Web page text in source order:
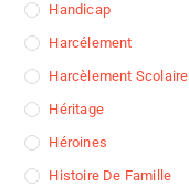
Handicap
Harcélement
Harcèlement Scolaire
Héritage
Héroines
Histoire De Famille